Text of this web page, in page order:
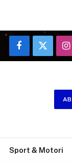
Facebook
X
(Twitter)
Sport & Motori